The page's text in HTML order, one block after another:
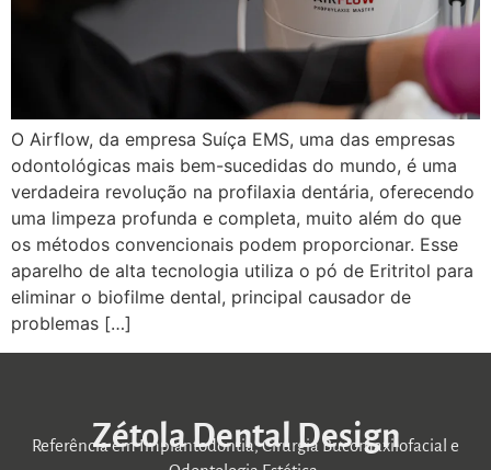
O Airflow, da empresa Suíça EMS, uma das empresas
odontológicas mais bem-sucedidas do mundo, é uma
verdadeira revolução na profilaxia dentária, oferecendo
uma limpeza profunda e completa, muito além do que
os métodos convencionais podem proporcionar. Esse
aparelho de alta tecnologia utiliza o pó de Eritritol para
eliminar o biofilme dental, principal causador de
problemas […]
Zétola Dental Design
Referência em Implantodontia, Cirurgia Bucomaxilofacial e